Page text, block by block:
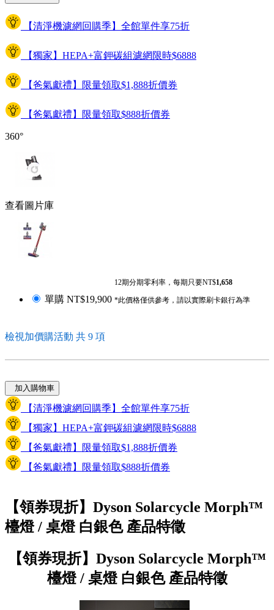
【清淨機濾網回購季】全館單件享75折
【獨家】HEPA+富鉀碳組濾網限時$6888
【爸氣獻禮】限量領取$1,888折價券
【爸氣獻禮】限量領取$888折價券
360°
查看圖片庫
單購 NT$19,900
12期分期零利率，每期只要NT$1,658
*此價格僅供參考，請以實際刷卡銀行為準
檢視加價購活動 共 9 項
加入購物車
【清淨機濾網回購季】全館單件享75折
【獨家】HEPA+富鉀碳組濾網限時$6888
【爸氣獻禮】限量領取$1,888折價券
【爸氣獻禮】限量領取$888折價券
【領券現折】Dyson Solarcycle Morph™
檯燈 / 桌燈 白銀色 產品特徵
【領券現折】Dyson Solarcycle Morph™
檯燈 / 桌燈 白銀色 產品特徵